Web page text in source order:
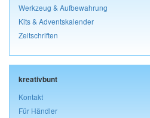
Werkzeug & Aufbewahrung
Kits & Adventskalender
Zeitschriften
kreativbunt
Kontakt
Für Händler